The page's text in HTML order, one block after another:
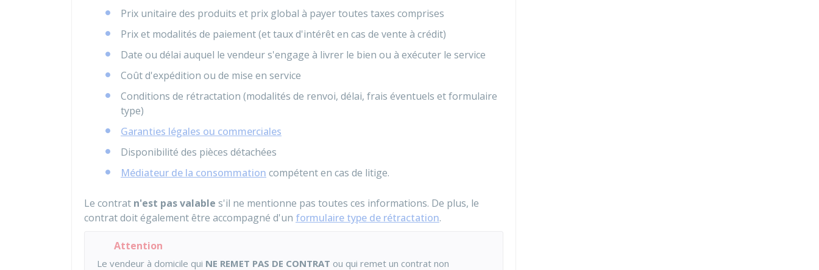
Prix unitaire des produits et prix global à payer toutes taxes comprises
Prix et modalités de paiement (et taux d'intérêt en cas de vente à crédit)
Date ou délai auquel le vendeur s'engage à livrer le bien ou à exécuter le service
Coût d'expédition ou de mise en service
Conditions de rétractation (modalités de renvoi, délai, frais éventuels et formulaire
type)
Garanties légales ou commerciales
Disponibilité des pièces détachées
Médiateur de la consommation compétent en cas de litige.
Le contrat n'est pas valable s'il ne mentionne pas toutes ces informations. De plus, le
contrat doit également être accompagné d'un formulaire type de rétractation.
Attention
Le vendeur à domicile qui NE REMET PAS DE CONTRAT ou qui remet un contrat non